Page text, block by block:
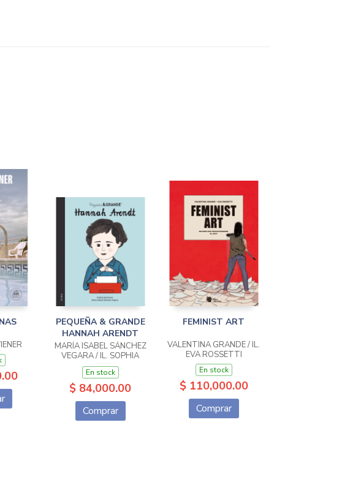
PEQUEÑA & GRANDE
HANNAH ARENDT
MARÍA ISABEL SÁNCHEZ
VEGARA / IL. SOPHIA
MARTINECK
En stock
$ 84,000.00
Comprar
FEMINIST ART
VALENTINA GRANDE / IL.
EVA ROSSETTI
En stock
$ 110,000.00
Comprar